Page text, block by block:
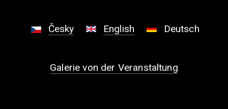
Česky English Deutsch
Galerie von der Veranstaltung